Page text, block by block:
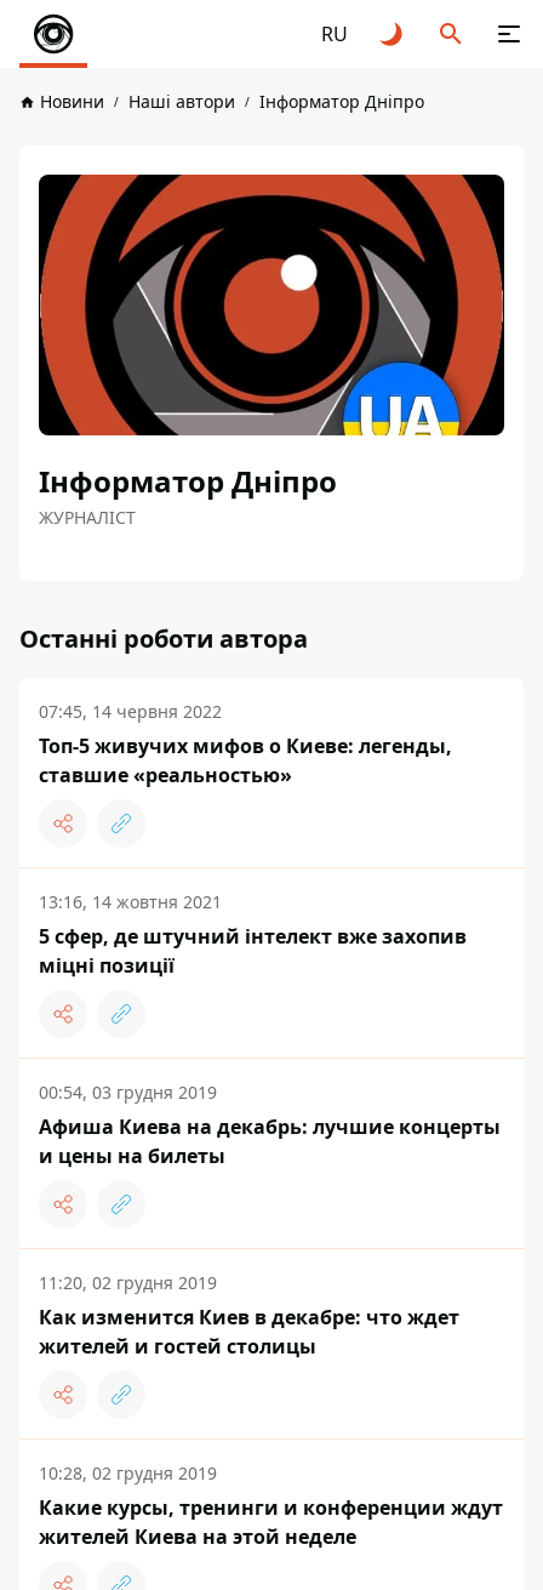
RU
Новини Наші автори Інформатор Дніпро
Інформатор Дніпро
ЖУРНАЛІСТ
Останні роботи автора
07:45, 14 червня 2022
Топ-5 живучих мифов о Киеве: легенды,
ставшие «реальностью»
13:16, 14 жовтня 2021
5 сфер, де штучний інтелект вже захопив
міцні позиції
00:54, 03 грудня 2019
Афиша Киева на декабрь: лучшие концерты
и цены на билеты
11:20, 02 грудня 2019
Как изменится Киев в декабре: что ждет
жителей и гостей столицы
10:28, 02 грудня 2019
Какие курсы, тренинги и конференции ждут
жителей Киева на этой неделе